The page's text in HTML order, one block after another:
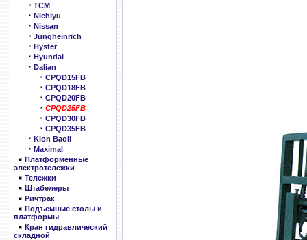
TCM
Nichiyu
Nissan
Jungheinrich
Hyster
Hyundai
Dalian
CPQD15FB
CPQD18FB
CPQD20FB
CPQD25FB
CPQD30FB
CPQD35FB
Kion Baoli
Maximal
Платформенные
электротележки
Тележки
Штабелеры
Ричтрак
Подъемные столы и
платформы
Кран гидравлический
складной